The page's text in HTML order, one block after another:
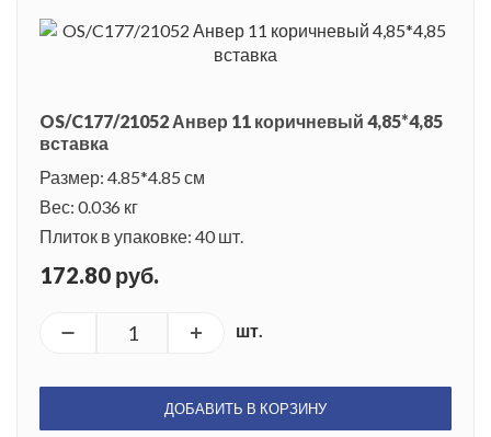
OS/C177/21052 Анвер 11 коричневый 4,85*4,85
вставка
Размер: 4.85*4.85 см
Вес: 0.036 кг
Плиток в упаковке: 40 шт.
172.80 руб.
шт.
ДОБАВИТЬ В КОРЗИНУ